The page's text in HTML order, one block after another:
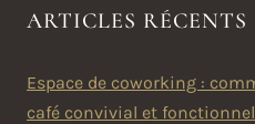
ARTICLES RÉCENTS
Espace de coworking :
café convivial et